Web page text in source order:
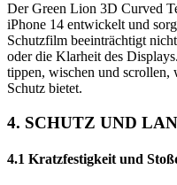
Der Green Lion 3D Curved
iPhone 14 entwickelt und
Schutzfilm beeinträchtigt
oder die Klarheit des
tippen, wischen und scrollen,
Schutz bietet.
4. SCHUTZ UND
4.1 Kratzfestigkeit und